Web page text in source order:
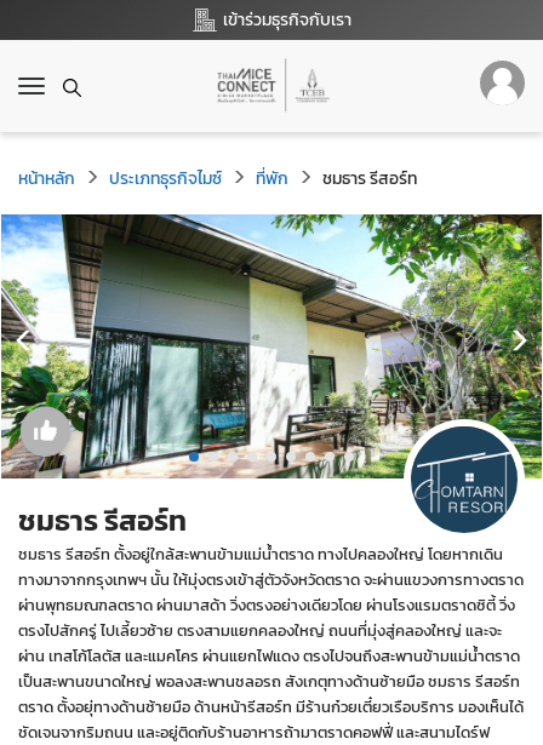
เข้าร่วมธุรกิจกับเรา
T
g
g
l
e
n
v
i
g
a
t
i
o
n
หน้าหลัก ประเภทธุรกิจไมซ์ ที่พัก ชมธาร รีสอร์ท
ชมธาร รีสอร์ท
ชมธาร รีสอร์ท ตั้งอยู่ใกล้สะพานข้ามแม่น้ำตราด ทางไปคลองใหญ่ โดยหากเดิน
ทางมาจากกรุงเทพฯ นั้น ให้มุ่งตรงเข้าสู่ตัวจังหวัดตราด จะผ่านแขวงการทางตราด
ผ่านพุทธมณฑลตราด ผ่านมาสด้า วิ่งตรงอย่างเดียวโดย ผ่านโรงแรมตราดซิตี้ วิ่ง
ตรงไปสักครู่ ไปเลี้ยวซ้าย ตรงสามแยกคลองใหญ่ ถนนที่มุ่งสู่คลองใหญ่ และจะ
ผ่าน เทสโก้โลตัส และแมคโคร ผ่านแยกไฟแดง ตรงไปจนถึงสะพานข้ามแม่น้ำตราด
เป็นสะพานขนาดใหญ่ พอลงสะพานชลอรถ สังเกตุทางด้านซ้ายมือ ชมธาร รีสอร์ท
ตราด ตั้งอยุ่ทางด้านซ้ายมือ ด้านหน้ารีสอร์ท มีร้านก๋วยเตี๋ยวเรือบริการ มองเห็นได้
ชัดเจนจากริมถนน และอยู่ติดกับร้านอาหารถ้ามาตราดคอฟฟี่ และสนามไดร์ฟ